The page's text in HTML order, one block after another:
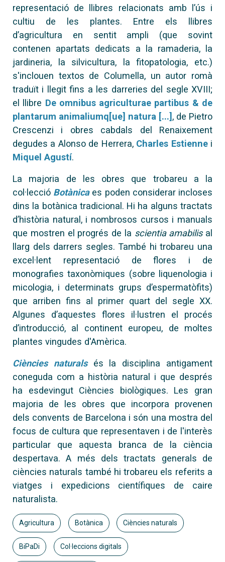
representació de llibres relacionats amb l’ús i
cultiu de les plantes. Entre els llibres
d’agricultura en sentit ampli (que sovint
contenen apartats dedicats a la ramaderia, la
jardineria, la silvicultura, la fitopatologia, etc.)
s'inclouen textos de Columella, un autor romà
traduït i llegit fins a les darreries del segle XVIII;
el llibre De omnibus agriculturae partibus & de
plantarum animaliumq[ue] natura [...] , de Pietro
Crescenzi i obres cabdals del Renaixement
degudes a Alonso de Herrera, Charles Estiennei
Miquel Agustí.
La majoria de les obres que trobareu a la
col·lecció Botànicaes poden considerar incloses
dins la botànica tradicional. Hi ha alguns tractats
d’història natural, i nombrosos cursos i manuals
que mostren el progrés de la scientia amabilisal
llarg dels darrers segles. També hi trobareu una
excel·lent representació de flores i de
monografies taxonòmiques (sobre liquenologia i
micologia, i determinats grups d’espermatòfits)
que arriben fins al primer quart del segle XX.
Algunes d’aquestes flores il·lustren el procés
d’introducció, al continent europeu, de moltes
plantes vingudes d'Amèrica.
Ciències naturalsés la disciplina antigament
coneguda com a història natural i que després
ha esdevingut Ciències biològiques. Les gran
majoria de les obres que incorpora provenen
dels convents de Barcelona i són una mostra del
focus de cultura que representaven i de l'interès
particular que aquesta branca de la ciència
despertava. A més dels tractats generals de
ciències naturals també hi trobareu els referits a
viatges i expedicions científiques de caire
naturalista.
Agricultura Botànica Ciències naturals
BiPaDi Col·leccions digitals